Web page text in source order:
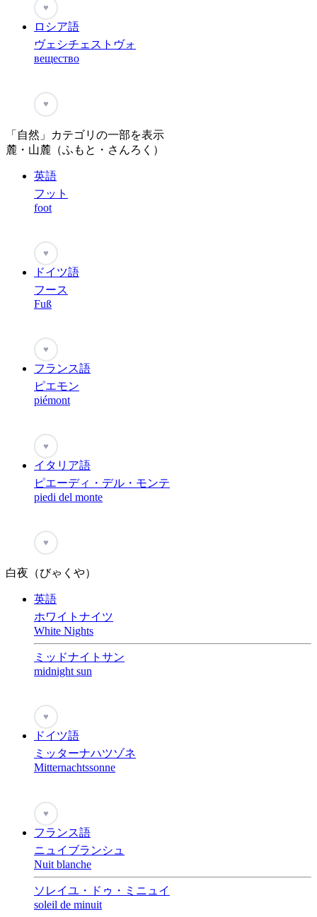
♥
ロシア語
ヴェシチェストヴォ
вещество
♥
「自然」カテゴリの一部を表示
麓・山麓（ふもと・さんろく）
英語
フット
foot
♥
ドイツ語
フース
Fuß
♥
フランス語
ピエモン
piémont
♥
イタリア語
ピエーディ・デル・モンテ
piedi del monte
♥
白夜（びゃくや）
英語
ホワイトナイツ
White Nights
ミッドナイトサン
midnight sun
♥
ドイツ語
ミッターナハツゾネ
Mitternachtssonne
♥
フランス語
ニュイブランシュ
Nuit blanche
ソレイユ・ドゥ・ミニュイ
soleil de minuit